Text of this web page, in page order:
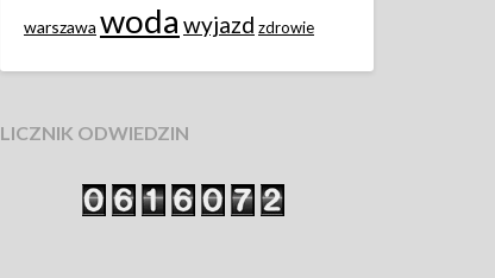
warszawa woda wyjazd zdrowie
LICZNIK ODWIEDZIN